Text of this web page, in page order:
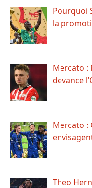
Pourquoi
la
Mercato :
devance
Mercato :
Theo